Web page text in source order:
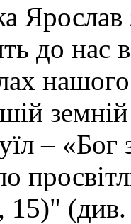
до нас
– «Бог
15)"